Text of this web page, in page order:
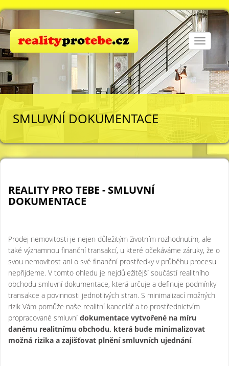
Toggle
SMLUVNÍ DOKUMENTACE
REALITY PRO TEBE - SMLUVNÍ
DOKUMENTACE
Prodej nemovitosti je nejen důležitým životním rozhodnutím, ale
také významnou finanční transakcí, u které očekáváme záruky, že o
svou nemovitost ani o své finanční prostředky v průběhu procesu
nepřijdeme. V tomto ohledu je nejdůležitější součástí realitního
obchodu smluvní dokumentace, která určuje a definuje podmínky
transakce a povinnosti jednotlivých stran. S minimalizací možných
rizik Vám pomůže naše realitní kancelář a to prostřednictvím
propracované smluvní dokumentace vytvořené na míru
danému realitnímu obchodu, která bude minimalizovat
možná rizika a zajišťovat plnění smluvních ujednání.